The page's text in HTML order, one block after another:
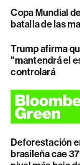
Copa Mundial
batalla de las
Trump afirma
"mantendrá el
controlará
Deforestación
brasileña cae